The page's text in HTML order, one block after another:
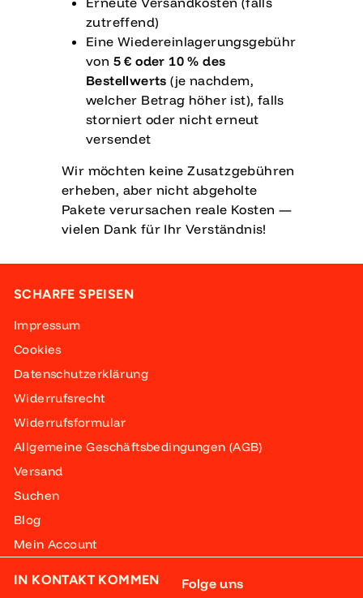
zutreffend)
Eine Wiedereinlagerungsgebühr
von 5 € oder 10 % des
Bestellwerts (je nachdem,
welcher Betrag höher ist), falls
storniert oder nicht erneut
versendet
Wir möchten keine Zusatzgebühren
erheben, aber nicht abgeholte
Pakete verursachen reale Kosten —
vielen Dank für Ihr Verständnis!
SCHARFE SPEISEN
Impressum
Cookies
Datenschutzerklärung
Widerrufsrecht
Widerrufsformular
Allgemeine Geschäftsbedingungen (AGB)
Versand
Suchen
Blog
Mein Account
IN KONTAKT KOMMEN Folge uns